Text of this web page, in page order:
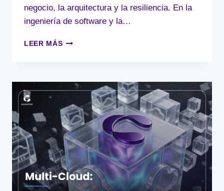
negocio, la arquitectura y la resiliencia. En la
ingeniería de software y la…
LEER MÁS EL
MEDICIÓN:
QUÉ
LA
«MÉTRICA
SILENCIOSA»
DEFINE
TU
ÉXITO